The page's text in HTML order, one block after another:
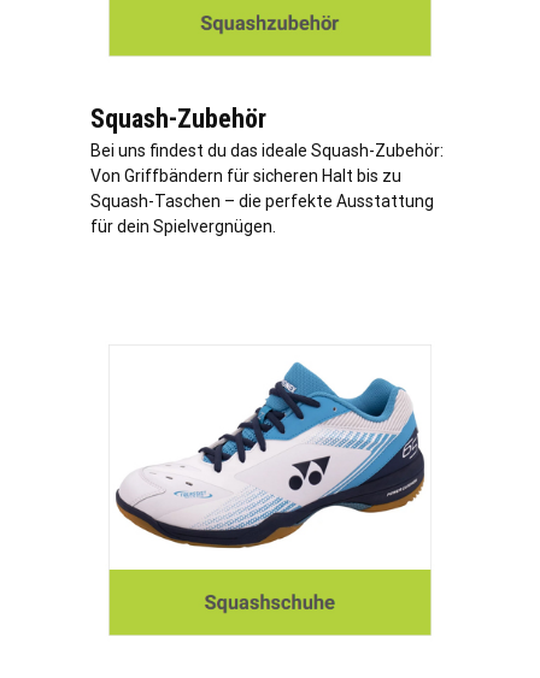
Squash-Zubehör
Bei uns findest du das ideale Squash-Zubehör:
Von Griffbändern für sicheren Halt bis zu
Squash-Taschen – die perfekte Ausstattung
für dein Spielvergnügen.